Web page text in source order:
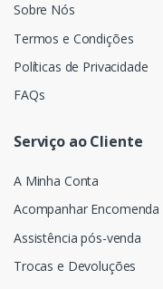
Sobre Nós
Termos e Condições
Políticas de Privacidade
FAQs
Serviço ao Cliente
A Minha Conta
Acompanhar Encomenda
Assistência pós-venda
Trocas e Devoluções